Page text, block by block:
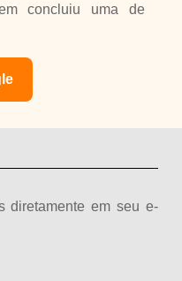
concluiu uma de
diretamente em seu e-